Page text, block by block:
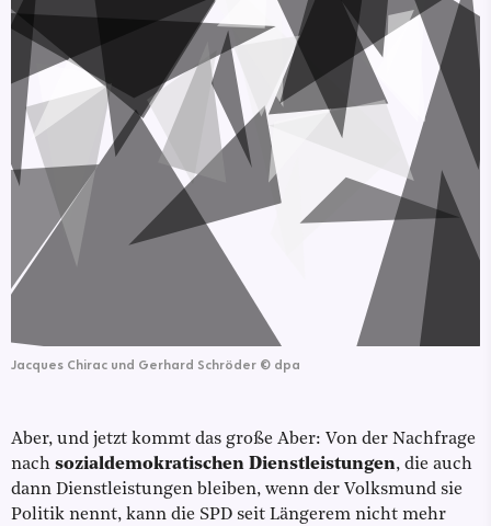
Jacques Chirac und Gerhard Schröder © dpa
Aber, und jetzt kommt das große Aber: Von der Nachfrage
nach sozialdemokratischen Dienstleistungen, die auch
dann Dienstleistungen bleiben, wenn der Volksmund sie
Politik nennt, kann die SPD seit Längerem nicht mehr